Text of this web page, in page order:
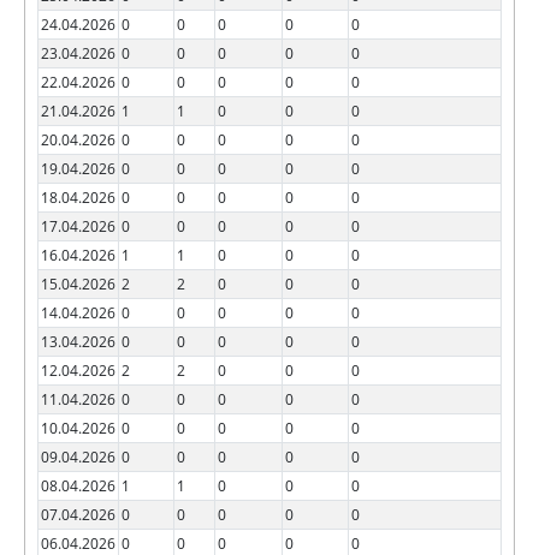
24.04.2026 0 0 0 0
0
23.04.2026 0 0 0 0
0
22.04.2026 0 0 0 0
0
21.04.2026 1 1 0 0
0
20.04.2026 0 0 0 0
0
19.04.2026 0 0 0 0
0
18.04.2026 0 0 0 0
0
17.04.2026 0 0 0 0
0
16.04.2026 1 1 0 0
0
15.04.2026 2 2 0 0
0
14.04.2026 0 0 0 0
0
13.04.2026 0 0 0 0
0
12.04.2026 2 2 0 0
0
11.04.2026 0 0 0 0
0
10.04.2026 0 0 0 0
0
09.04.2026 0 0 0 0
0
08.04.2026 1 1 0 0
0
07.04.2026 0 0 0 0
0
06.04.2026 0 0 0 0
0